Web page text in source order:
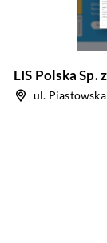
LIS Polska Sp.
ul.